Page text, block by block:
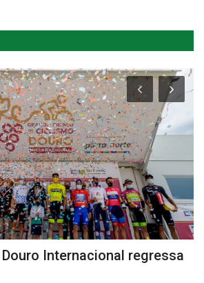
Internacional regressa